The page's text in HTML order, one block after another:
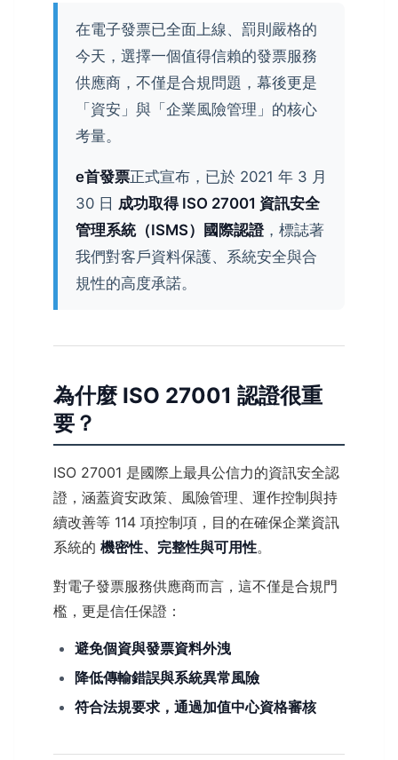
在電子發票已全面上線、罰則嚴格的
今天，選擇一個值得信賴的發票服務
供應商，不僅是合規問題，幕後更是
「資安」與「企業風險管理」的核心
考量。
e首發票正式宣布，已於 2021 年 3 月
30 日 成功取得 ISO 27001 資訊安全
管理系統（ISMS）國際認證，標誌著
我們對客戶資料保護、系統安全與合
規性的高度承諾。
為什麼 ISO 27001 認證很重
要？
ISO 27001 是國際上最具公信力的資訊安全認
證，涵蓋資安政策、風險管理、運作控制與持
續改善等 114 項控制項，目的在確保企業資訊
系統的 機密性、完整性與可用性。
對電子發票服務供應商而言，這不僅是合規門
檻，更是信任保證：
避免個資與發票資料外洩
降低傳輸錯誤與系統異常風險
符合法規要求，通過加值中心資格審核